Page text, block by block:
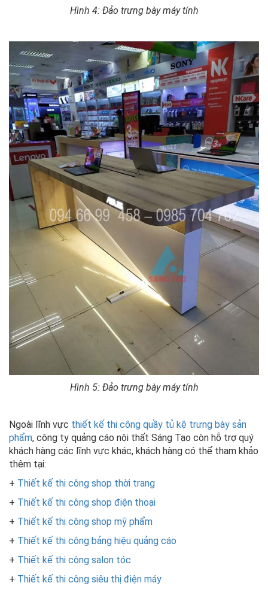
Hình 4: Đảo trưng bày máy tính
Hình 5: Đảo trưng bày máy tính
Ngoài lĩnh vực thiết kế thi công quầy tủ kệ trưng bày sản
phẩm, công ty quảng cáo nội thất Sáng Tạo còn hỗ trợ quý
khách hàng các lĩnh vực khác, khách hàng có thể tham khảo
thêm tại:
+ Thiết kế thi công shop thời trang
+ Thiết kế thi công shop điện thoại
+ Thiết kế thi công shop mỹ phẩm
+ Thiết kế thi công bảng hiệu quảng cáo
+ Thiết kế thi công salon tóc
+ Thiết kế thi công siêu thị điện máy